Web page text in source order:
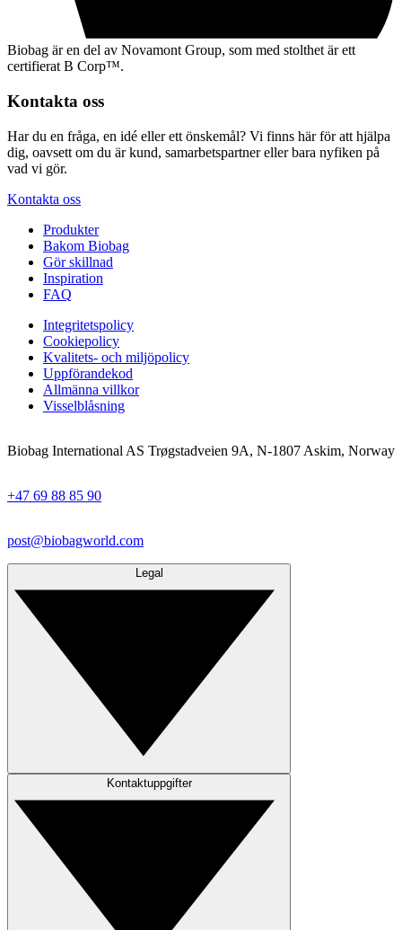
Biobag är en del av Novamont Group, som med stolthet är ett
certifierat B Corp™.
Kontakta oss
Har du en fråga, en idé eller ett önskemål? Vi finns här för att hjälpa
dig, oavsett om du är kund, samarbetspartner eller bara nyfiken på
vad vi gör.
Kontakta oss
Produkter
Bakom Biobag
Gör skillnad
Inspiration
FAQ
Integritetspolicy
Cookiepolicy
Kvalitets- och miljöpolicy
Uppförandekod
Allmänna villkor
Visselblåsning
Biobag International AS Trøgstadveien 9A, N-1807 Askim, Norway
+47 69 88 85 90
post@biobagworld.com
Legal
Kontaktuppgifter